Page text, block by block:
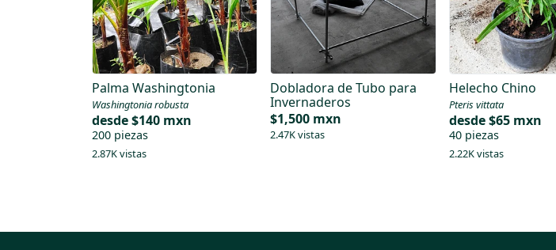
Palma Washingtonia
Washingtonia robusta
desde$140 mxn
200 piezas
2.87K vistas
Dobladora de Tubo para
Invernaderos
$1,500 mxn
2.47K vistas
Helecho Chino
Pteris vittata
desde$65 mxn
40 piezas
2.22K vistas